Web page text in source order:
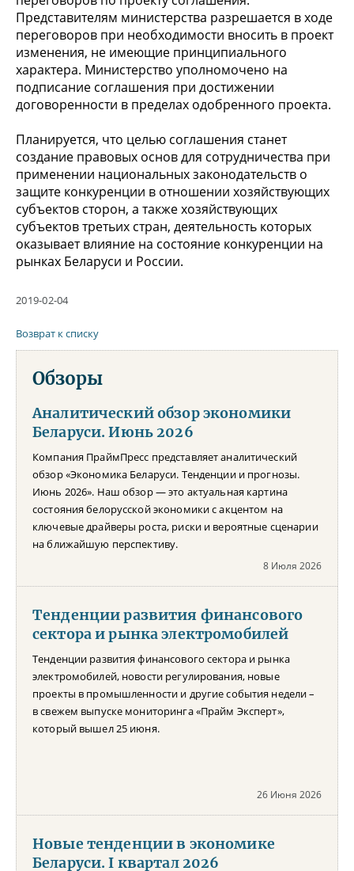
Представителям министерства разрешается в ходе
переговоров при необходимости вносить в проект
изменения, не имеющие принципиального
характера. Министерство уполномочено на
подписание соглашения при достижении
договоренности в пределах одобренного проекта.
Планируется, что целью соглашения станет
создание правовых основ для сотрудничества при
применении национальных законодательств о
защите конкуренции в отношении хозяйствующих
субъектов сторон, а также хозяйствующих
субъектов третьих стран, деятельность которых
оказывает влияние на состояние конкуренции на
рынках Беларуси и России.
2019-02-04
Возврат к списку
Обзоры
Аналитический обзор экономики
Беларуси. Июнь 2026
Компания ПраймПресс представляет аналитический
обзор «Экономика Беларуси. Тенденции и прогнозы.
Июнь 2026». Наш обзор — это актуальная картина
состояния белорусской экономики с акцентом на
ключевые драйверы роста, риски и вероятные сценарии
на ближайшую перспективу.
8 Июля 2026
Тенденции развития финансового
сектора и рынка электромобилей
Тенденции развития финансового сектора и рынка
электромобилей, новости регулирования, новые
проекты в промышленности и другие события недели –
в свежем выпуске мониторинга «Прайм Эксперт»,
который вышел 25 июня.
26 Июня 2026
Новые тенденции в экономике
Беларуси. I квартал 2026